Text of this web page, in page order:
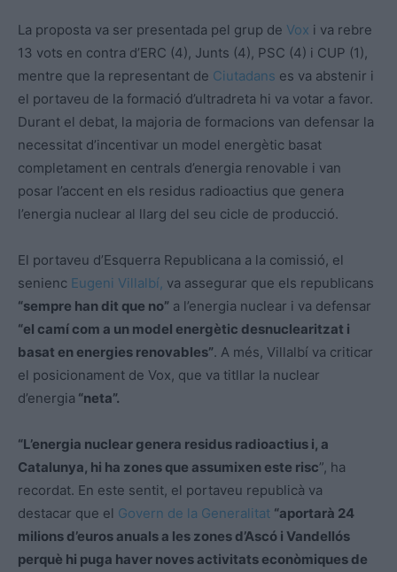
La proposta va ser presentada pel grup de Vox i va rebre
13 vots en contra d’ERC (4), Junts (4), PSC (4) i CUP (1),
mentre que la representant de Ciutadans es va abstenir i
el portaveu de la formació d’ultradreta hi va votar a favor.
Durant el debat, la majoria de formacions van defensar la
necessitat d’incentivar un model energètic basat
completament en centrals d’energia renovable i van
posar l’accent en els residus radioactius que genera
l’energia nuclear al llarg del seu cicle de producció.
El portaveu d’Esquerra Republicana a la comissió, el
senienc Eugeni Villalbí, va assegurar que els republicans
“sempre han dit que no” a l’energia nuclear i va defensar
“el camí com a un model energètic desnuclearitzat i
basat en energies renovables”. A més, Villalbí va criticar
el posicionament de Vox, que va titllar la nuclear
d’energia “neta”.
“L’energia nuclear genera residus radioactius i, a
Catalunya, hi ha zones que assumixen este risc”, ha
recordat. En este sentit, el portaveu republicà va
destacar que el Govern de la Generalitat “aportarà 24
milions d’euros anuals a les zones d’Ascó i Vandellós
perquè hi puga haver noves activitats econòmiques de